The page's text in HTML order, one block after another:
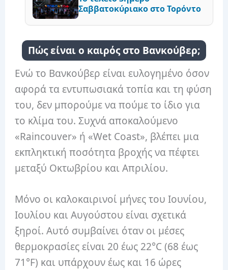
Σαββατοκύριακο στο Τορόντο
Πώς είναι ο καιρός στο Βανκούβερ;
Ενώ το Βανκούβερ είναι ευλογημένο όσον
αφορά τα εντυπωσιακά τοπία και τη φύση
του, δεν μπορούμε να πούμε το ίδιο για
το κλίμα του. Συχνά αποκαλούμενο
«Raincouver» ή «Wet Coast», βλέπει μια
εκπληκτική ποσότητα βροχής να πέφτει
μεταξύ Οκτωβρίου και Απριλίου.
Μόνο οι καλοκαιρινοί μήνες του Ιουνίου,
Ιουλίου και Αυγούστου είναι σχετικά
ξηροί. Αυτό συμβαίνει όταν οι μέσες
θερμοκρασίες είναι 20 έως 22°C (68 έως
71°F) και υπάρχουν έως και 16 ώρες